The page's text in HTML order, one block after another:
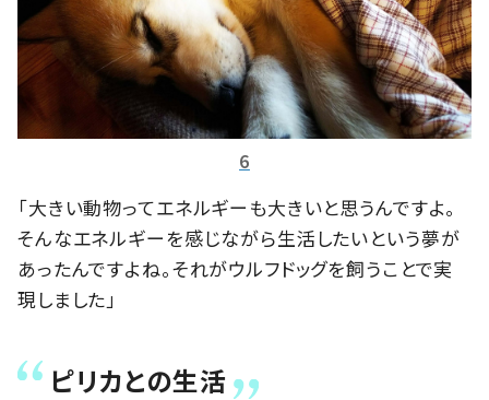
6
「大きい動物ってエネルギーも大きいと思うんですよ。
そんなエネルギーを感じながら生活したいという夢が
あったんですよね。それがウルフドッグを飼うことで実
現しました」
ピリカとの生活